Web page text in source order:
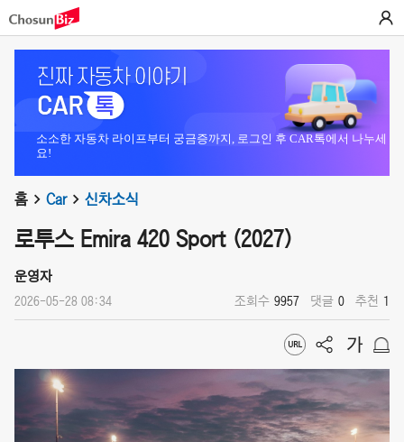
소소한 자동차 라이프부터 궁금증까지, 로그인 후 CAR톡에서 나누세
요!
홈 Car 신차소식
로투스 Emira 420 Sport (2027)
운영자
2026-05-28 08:34 조회수 9957 댓글 0 추천 1